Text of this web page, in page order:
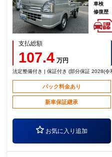
車検
修復歴
支払総額
107.4 万円
法定整備付き | 保証付き (部分保証 2028(
パック料金あり
新車保証継承
お気に入り追加